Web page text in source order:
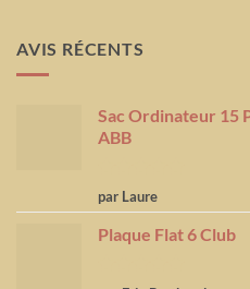
AVIS RÉCENTS
Sac Ordinateur 15
ABB
Note5sur
5
par Laure
Plaque Flat 6 Club